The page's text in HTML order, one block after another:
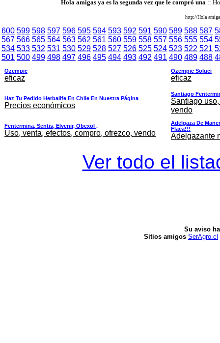
Hola amigas ya es la segunda vez que le compró una ::
http://Hola
600 599 598 597 596 595 594 593 592 591 590 589 588 587
567 566 565 564 563 562 561 560 559 558 557 556 555 554
534 533 532 531 530 529 528 527 526 525 524 523 522 521
501 500 499 498 497 496 495 494 493 492 491 490 489 488
Ozempic
eficaz
Ozempic Soluci
eficaz
Haz Tu Pedido Herbalife En Chile En Nuestra Página
Precios económicos
Santiago
Santiago
vendo
Fentermina, Sentis, Elvenir, Obexol ,
Uso, venta, efectos, compro, ofrezco, vendo
Adelgaza De
Flaca!!!
Adelgazante
Ver todo el
Su aviso
Sitios amigos SerAgro.cl